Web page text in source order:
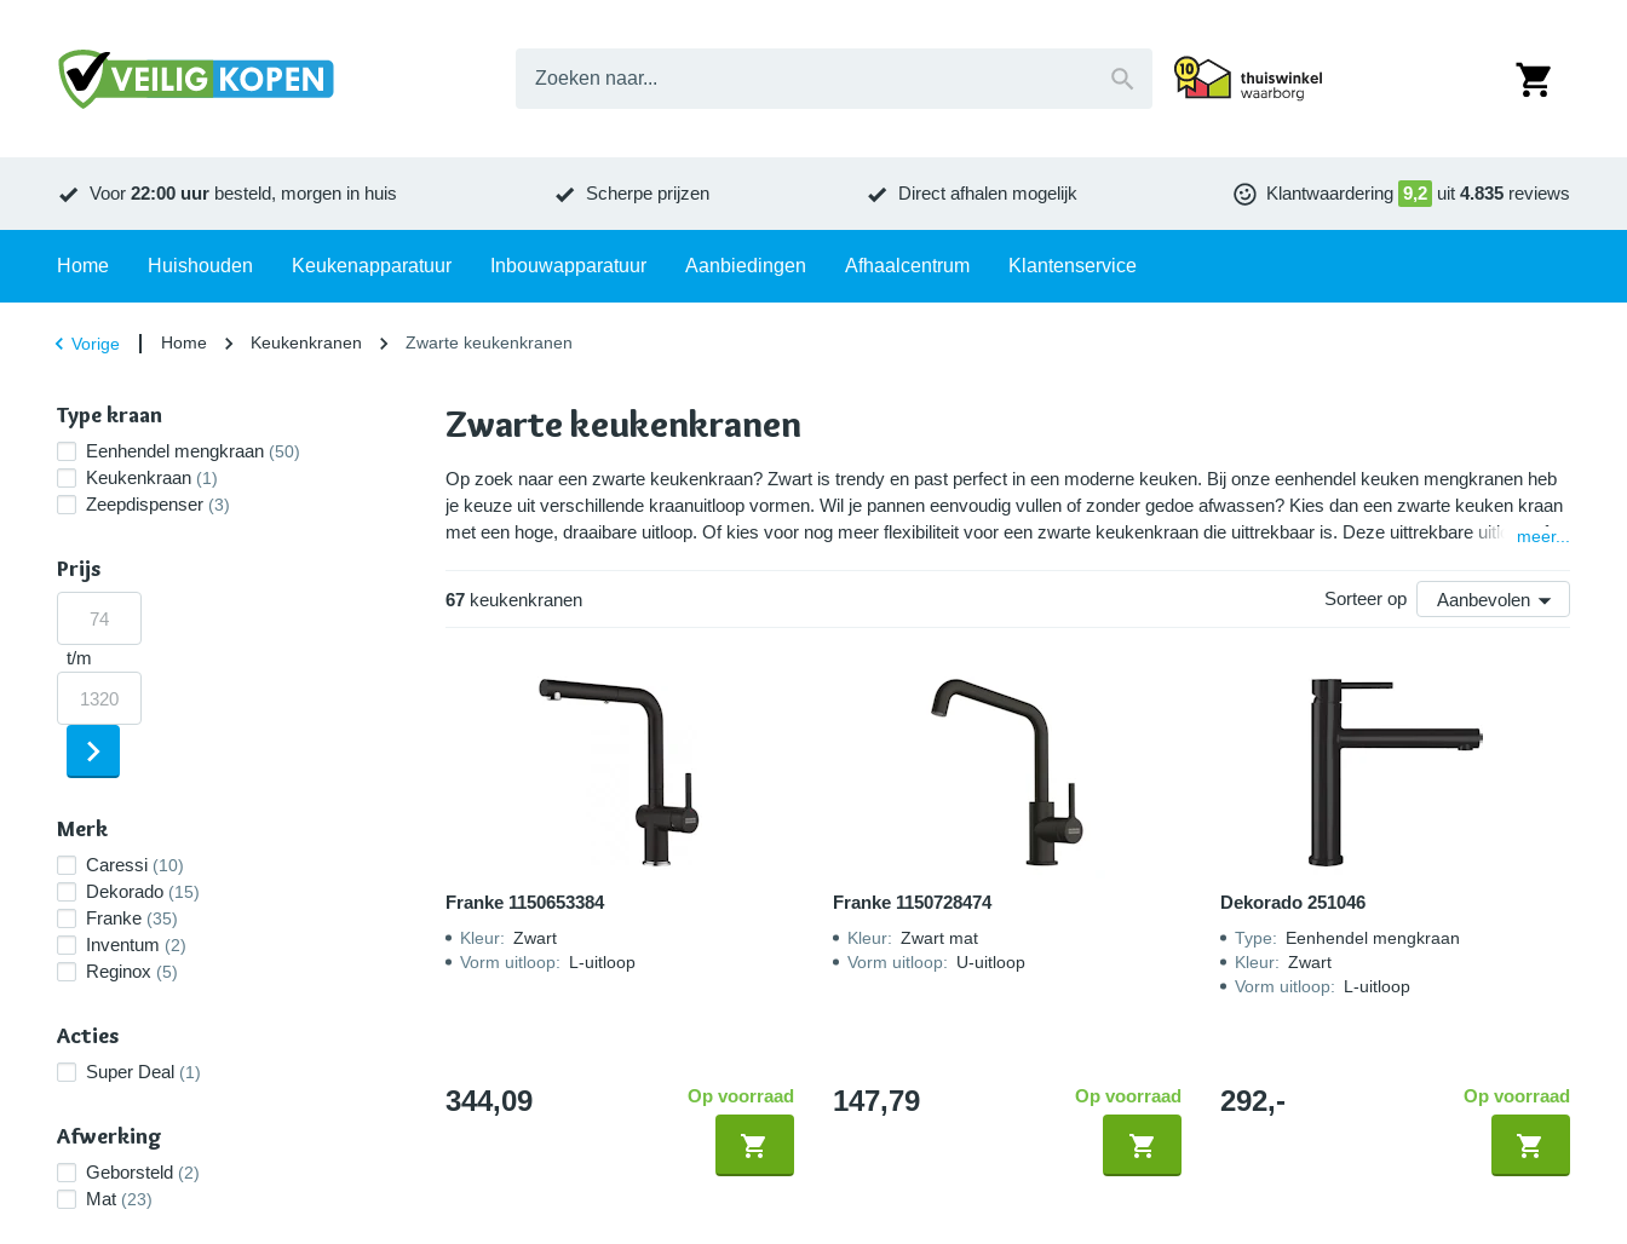
Voor 22:00 uur besteld, morgen in huis Scherpe prijzen Direct afhalen mogelijk Klantwaardering 9,2 uit 4.835 reviews
Home Huishouden Keukenapparatuur Inbouwapparatuur Aanbiedingen Afhaalcentrum Klantenservice
Vorige Home Keukenkranen Zwarte keukenkranen
Zwarte keukenkranen
Op zoek naar een zwarte keukenkraan? Zwart is trendy en past perfect in een moderne keuken. Bij onze eenhendel keuken mengkranen heb
je keuze uit verschillende kraanuitloop vormen. Wil je pannen eenvoudig vullen of zonder gedoe afwassen? Kies dan een zwarte keuken kraan
met een hoge, draaibare uitloop. Of kies voor nog meer flexibiliteit voor een zwarte keukenkraan die uittrekbaar is. Deze uittrekbare uitloop of
meer...
67keukenkranen Sorteer op Aanbevolen
Franke 1150653384
Kleur: Zwart
Vorm uitloop: L-uitloop
344,09 Op voorraad
Franke 1150728474
Kleur: Zwart mat
Vorm uitloop: U-uitloop
147,79 Op voorraad
Dekorado 251046
Type: Eenhendel mengkraan
Kleur: Zwart
Vorm uitloop: L-uitloop
292,- Op voorraad
Type kraan
Eenhendel mengkraan (50)
Keukenkraan (1)
Zeepdispenser (3)
Prijs
t/m
Merk
Caressi (10)
Dekorado (15)
Franke (35)
Inventum (2)
Reginox (5)
Acties
Super Deal (1)
Afwerking
Geborsteld (2)
Mat (23)